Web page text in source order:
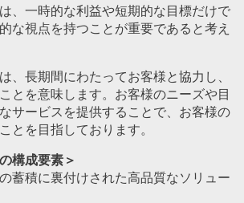
、一時的な利益や短期的な目標だけで
な視点を持つことが重要であると考え
、長期間にわたってお客様と協力し、
とを意味します。お客様のニーズや目
サービスを提供することで、お客様の
とを目指しております。
構成要素＞
蓄積に裏付けされた高品質なソリュー